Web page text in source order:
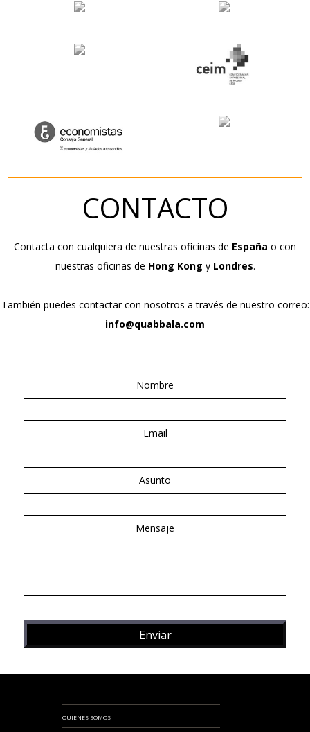
CONTACTO
Contacta con cualquiera de nuestras oficinas de España o con
nuestras oficinas de Hong Kong y Londres.
También puedes contactar con nosotros a través de nuestro correo:
info@quabbala.com
Nombre
Email
Asunto
Mensaje
QUIÉNES SOMOS